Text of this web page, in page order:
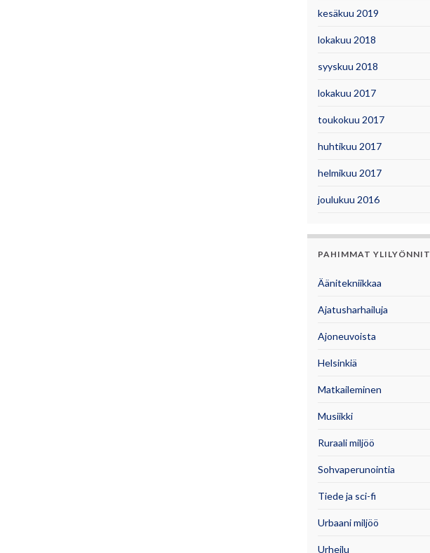
kesäkuu 2019
lokakuu 2018
syyskuu 2018
lokakuu 2017
toukokuu 2017
huhtikuu 2017
helmikuu 2017
joulukuu 2016
PAHIMMAT YLILYÖNNIT
Äänitekniikkaa
Ajatusharhailuja
Ajoneuvoista
Helsinkiä
Matkaileminen
Musiikki
Ruraali miljöö
Sohvaperunointia
Tiede ja sci-fi
Urbaani miljöö
Urheilu